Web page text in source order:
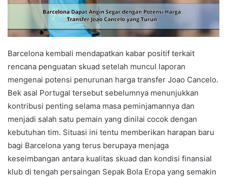
Barcelona kembali mendapatkan kabar positif terkait
rencana penguatan skuad setelah muncul laporan
mengenai potensi penurunan harga transfer Joao Cancelo.
Bek asal Portugal tersebut sebelumnya menunjukkan
kontribusi penting selama masa peminjamannya dan
menjadi salah satu pemain yang dinilai cocok dengan
kebutuhan tim. Situasi ini tentu memberikan harapan baru
bagi Barcelona yang terus berupaya menjaga
keseimbangan antara kualitas skuad dan kondisi finansial
klub di tengah persaingan Sepak Bola Eropa yang semakin